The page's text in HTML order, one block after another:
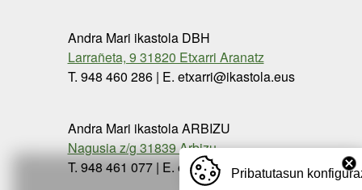
Andra Mari ikastola DBH
Larrañeta, 9 31820 Etxarri Aranatz
T. 948 460 286 | E. etxarri@ikastola.eus
Andra Mari ikastola ARBIZU
Nagusia z/g 31839 Arbizu
T. 948 461 077 | E. etxarri@ikastola.eus
Pribatutasun